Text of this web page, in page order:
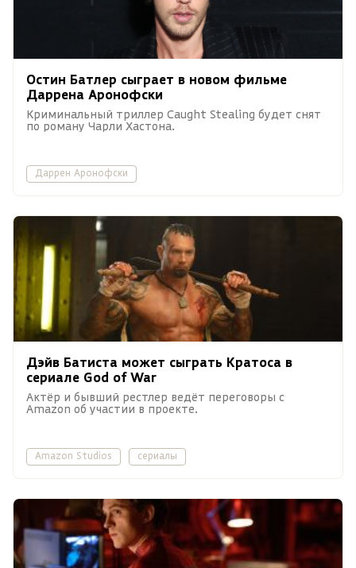
Остин Батлер сыграет в новом фильме
Даррена Аронофски
Криминальный триллер Caught Stealing будет снят
по роману Чарли Хастона.
Даррен Аронофски
Дэйв Батиста может сыграть Кратоса в
сериале God of War
Актёр и бывший рестлер ведёт переговоры с
Amazon об участии в проекте.
Amazon Studios сериалы